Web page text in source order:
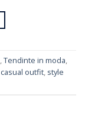
,Tendinte in moda,
casual outfit, style